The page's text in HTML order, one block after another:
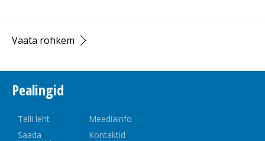
Vaata rohkem
Pealingid
Telli leht
Meediainfo
Saada
Kontaktid